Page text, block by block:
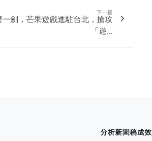
下一篇
一劍，芒果遊戲進駐台北，搶攻
「遊...
分析新聞稿成效